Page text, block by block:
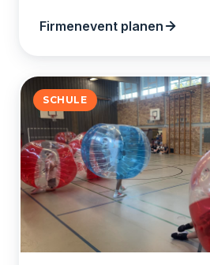
Firmenevent planen
SCHULE